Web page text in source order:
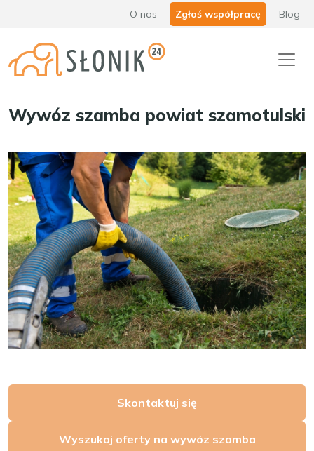
O nas Zgłoś współpracę Blog
Wywóz szamba powiat szamotulski
Skontaktuj się
Wyszukaj oferty na wywóz szamba